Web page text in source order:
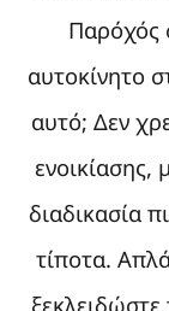
Παρόχός
αυτοκίνητο
αυτό; Δεν
διαδικασία
τίποτα.